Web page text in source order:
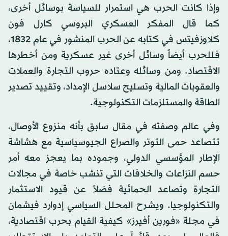
وإذا كانت الحرب هي استمرار للسياسة بوسائل أخرى،
كما قال المفكر العسكري البروسي كارل فون
كلاوزفيتس في كتابه عن الحرب المنشور في عام 1832،
فللحرب أيضاً وسائل أخرى غير عسكرية ومن أخطرها
الاقتصاد. ومن وسائله وعتاده حروب التجارة والعملات
والعقوبات المالية وتسليح سلاسل الإمداد، وتقييد تصدير
الطاقة والمستلزمات التكنولوجية.
وفي عالم وصفته في مقال سابق بأنه منزوع الأوصال،
تتصاعد حمى التوتر والصراع الجيوسياسية مع هشاشة
الإطار المؤسسي الدولي، وجموده بما يعجز معه أمر
حسم النزاعات والخلافات التي تنشب خاصة في مجالات
التجارة وتصاعد الحمائية فضلاً عن قيود الاستثمار
والتكنولوجيا. ويشرح المحلل السياسي إدوارد فيشمان
في مجلة «فورين أفيرز» كيفية القيام بحرب اقتصادية،